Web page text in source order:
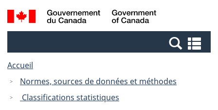
Passer
au
Passer
à
Canada
Recherche
et
et
Accueil
Normes, sources de données et méthodes
Classifications statistiques